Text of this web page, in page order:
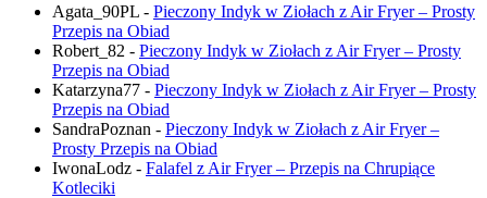
Agata_90PL - Pieczony Indyk w Ziołach z Air Fryer – Prosty
Przepis na Obiad
Robert_82 - Pieczony Indyk w Ziołach z Air Fryer – Prosty
Przepis na Obiad
Katarzyna77 - Pieczony Indyk w Ziołach z Air Fryer – Prosty
Przepis na Obiad
SandraPoznan - Pieczony Indyk w Ziołach z Air Fryer –
Prosty Przepis na Obiad
IwonaLodz - Falafel z Air Fryer – Przepis na Chrupiące
Kotleciki